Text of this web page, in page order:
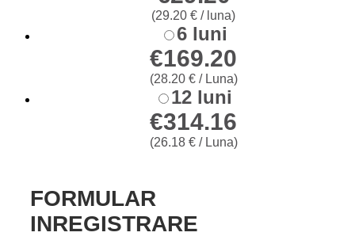
(29.20 € / luna)
6 luni
€169.20
(28.20 € / Luna)
12 luni
€314.16
(26.18 € / Luna)
FORMULAR
INREGISTRARE